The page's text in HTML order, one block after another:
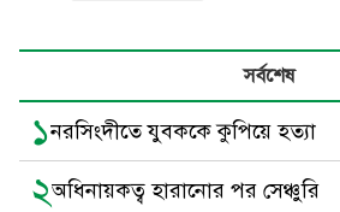
সর্বশেষ
১নরসিংদীতে যুবককে কুপিয়ে হত্যা
২অধিনায়কত্ব হারানোর পর সেঞ্চুরি